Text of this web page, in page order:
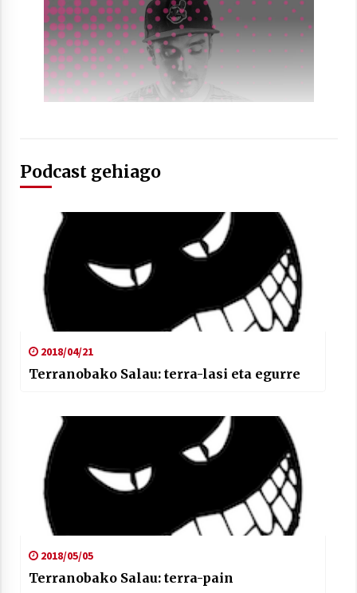
Podcast gehiago
2018/04/21
Terranobako Salau: terra-lasi eta egurre
2018/05/05
Terranobako Salau: terra-pain